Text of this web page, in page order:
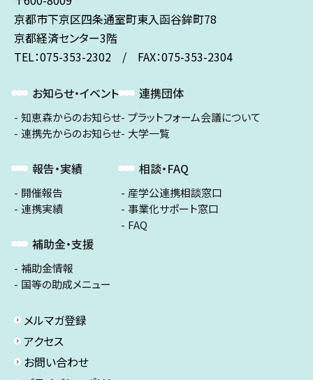
京都市下京区四条通室町東入函谷鉾町78
京都経済センター3階
TEL：075-353-2302 / FAX：075-353-2304
お知らせ・イベント
知恵森からのお知らせ
連携先からのお知らせ
報告・実績
開催報告
連携実績
補助金・支援
補助金情報
国等の助成メニュー
連携団体
プラットフォーム会議について
大学一覧
相談・FAQ
産学公連携相談窓口
事業化サポート窓口
FAQ
メルマガ登録
アクセス
お問い合わせ